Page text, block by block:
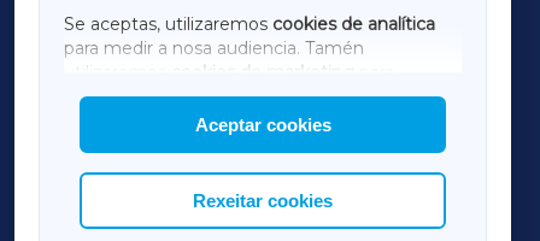
Se aceptas, utilizaremos cookies de analítica
para medir a nosa audiencia. Tamén
utilizaremos
cookies de marketing
mostrar publicidade de terceiros.
Así mesmo, podes personalizar a elección das
cookies que desexas permitir.
Aceptar cookies
Rexeitar cookies
AMARIÑAXA
RIBEIRASACRAXA
ACORUÑAXA